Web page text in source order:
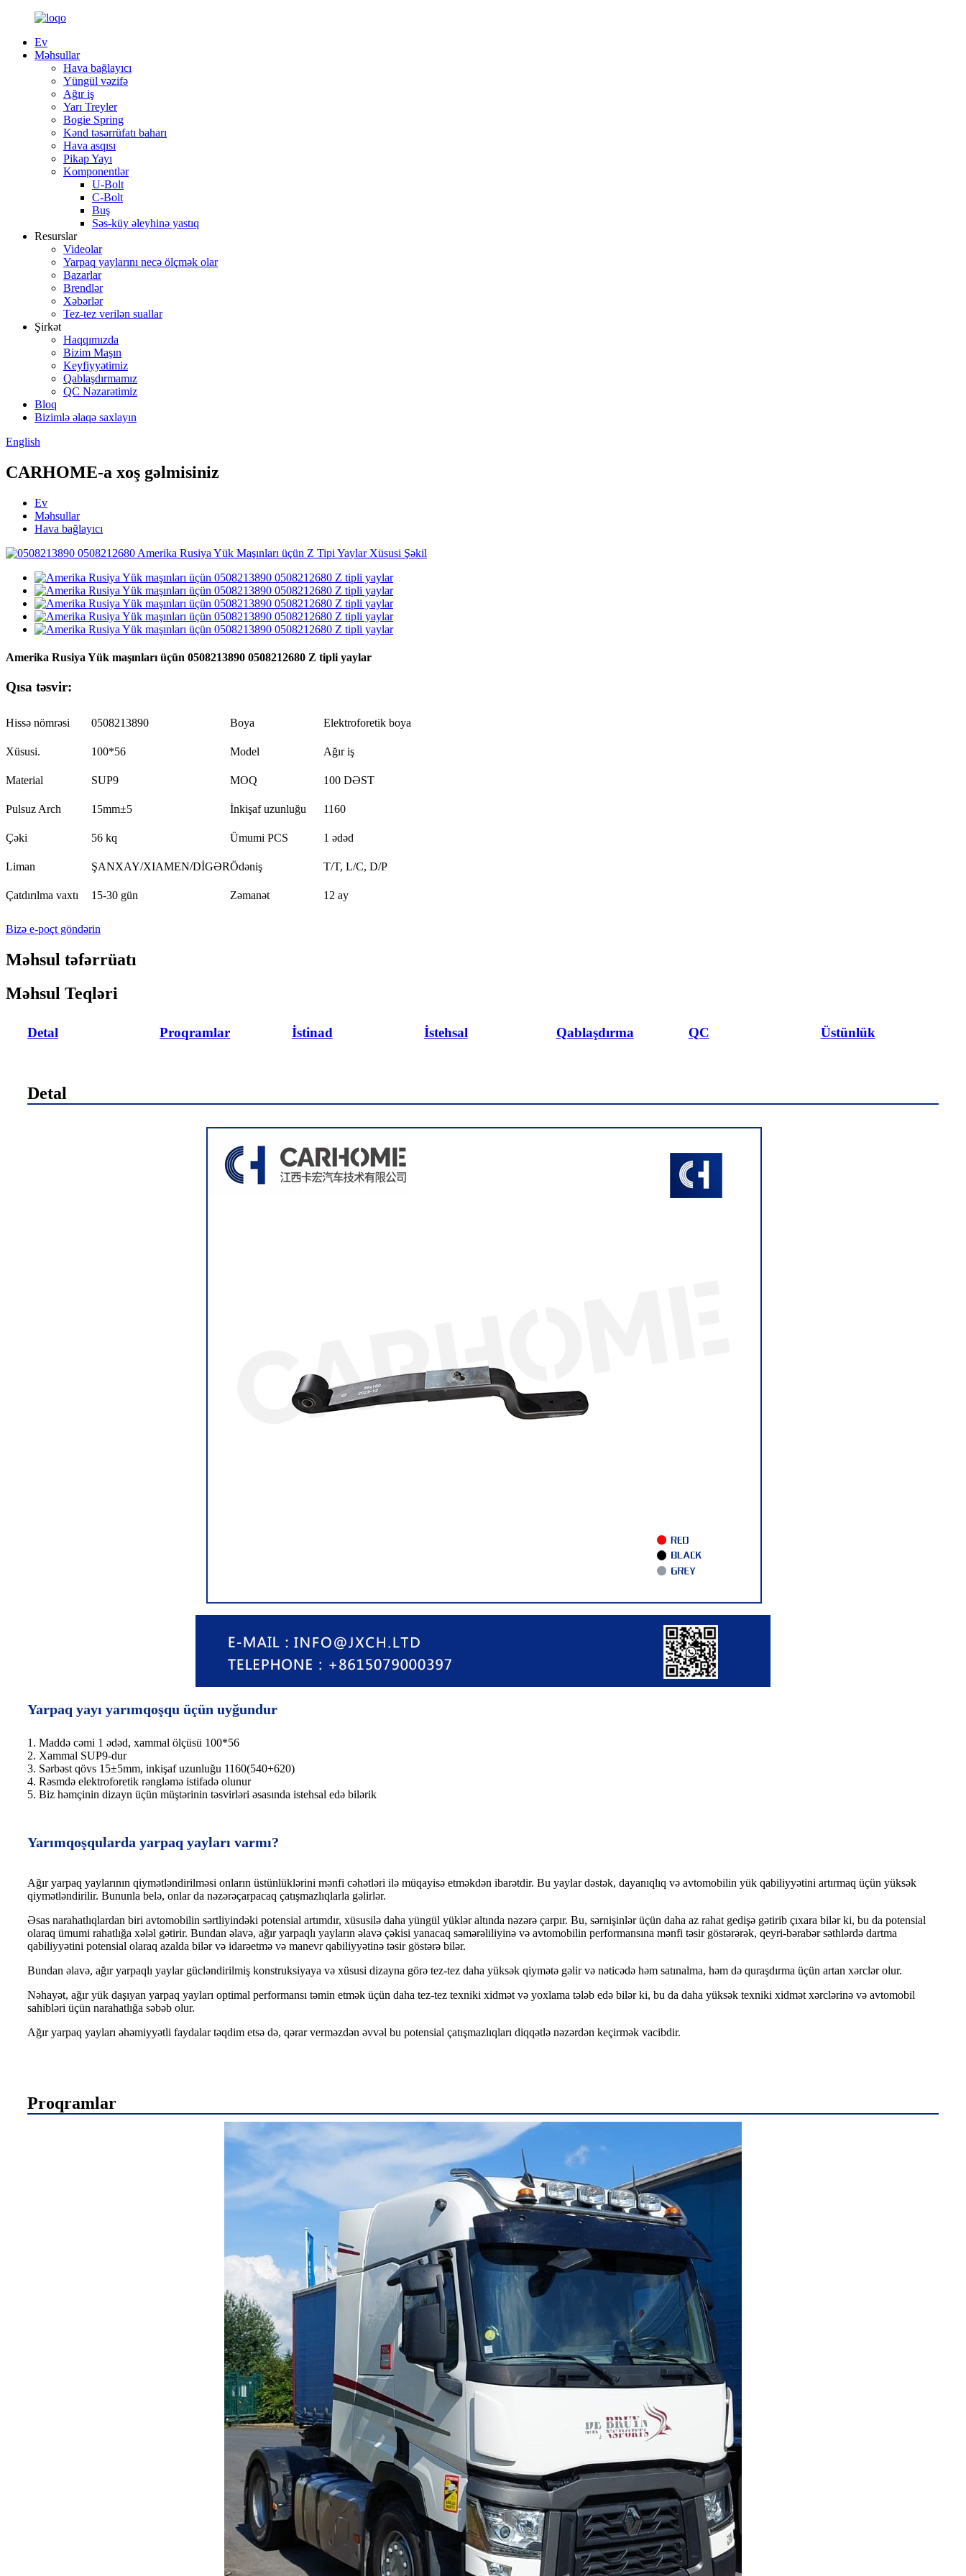
Ev
Məhsullar
Hava bağlayıcı
Yüngül vəzifə
Ağır iş
Yarı Treyler
Bogie Spring
Kənd təsərrüfatı baharı
Hava asqısı
Pikap Yayı
Komponentlər
U-Bolt
C-Bolt
Buş
Səs-küy əleyhinə yastıq
Resurslar
Videolar
Yarpaq yaylarını necə ölçmək olar
Bazarlar
Brendlər
Xəbərlər
Tez-tez verilən suallar
Şirkət
Haqqımızda
Bizim Maşın
Keyfiyyətimiz
Qablaşdırmamız
QC Nəzarətimiz
Bloq
Bizimlə əlaqə saxlayın
English
CARHOME-a xoş gəlmisiniz
Ev
Məhsullar
Hava bağlayıcı
Amerika Rusiya Yük maşınları üçün 0508213890 0508212680 Z tipli yaylar
Qısa təsvir:
Hissə nömrəsi 0508213890 Boya Elektroforetik boya
Xüsusi. 100*56 Model Ağır iş
Material SUP9 MOQ 100 DƏST
Pulsuz Arch 15mm±5 İnkişaf uzunluğu 1160
Çəki 56 kq Ümumi PCS 1 ədəd
Liman ŞANXAY/XIAMEN/DİGƏRÖdəniş T/T, L/C, D/P
Çatdırılma vaxtı 15-30 gün Zəmanət 12 ay
Bizə e-poçt göndərin
Məhsul təfərrüatı
Məhsul Teqləri
Detal Proqramlar İstinad İstehsal Qablaşdırma QC Üstünlük
Detal
Yarpaq yayı yarımqoşqu üçün uyğundur
1. Maddə cəmi 1 ədəd, xammal ölçüsü 100*56
2. Xammal SUP9-dur
3. Sərbəst qövs 15±5mm, inkişaf uzunluğu 1160(540+620)
4. Rəsmdə elektroforetik rəngləmə istifadə olunur
5. Biz həmçinin dizayn üçün müştərinin təsvirləri əsasında istehsal edə bilərik
Yarımqoşqularda yarpaq yayları varmı?
Ağır yarpaq yaylarının qiymətləndirilməsi onların üstünlüklərini mənfi cəhətləri ilə müqayisə etməkdən ibarətdir. Bu yaylar dəstək, dayanıqlıq və avtomobilin yük qabiliyyətini artırmaq üçün yüksək
qiymətləndirilir. Bununla belə, onlar da nəzərəçarpacaq çatışmazlıqlarla gəlirlər.
Əsas narahatlıqlardan biri avtomobilin sərtliyindəki potensial artımdır, xüsusilə daha yüngül yüklər altında nəzərə çarpır. Bu, sərnişinlər üçün daha az rahat gedişə gətirib çıxara bilər ki, bu da potensial
olaraq ümumi rahatlığa xələl gətirir. Bundan əlavə, ağır yarpaqlı yayların əlavə çəkisi yanacaq səmərəliliyinə və avtomobilin performansına mənfi təsir göstərərək, qeyri-bərabər səthlərdə dartma
qabiliyyətini potensial olaraq azalda bilər və idarəetmə və manevr qabiliyyətinə təsir göstərə bilər.
Bundan əlavə, ağır yarpaqlı yaylar gücləndirilmiş konstruksiyaya və xüsusi dizayna görə tez-tez daha yüksək qiymətə gəlir və nəticədə həm satınalma, həm də quraşdırma üçün artan xərclər olur.
Nəhayət, ağır yük daşıyan yarpaq yayları optimal performansı təmin etmək üçün daha tez-tez texniki xidmət və yoxlama tələb edə bilər ki, bu da daha yüksək texniki xidmət xərclərinə və avtomobil
sahibləri üçün narahatlığa səbəb olur.
Ağır yarpaq yayları əhəmiyyətli faydalar təqdim etsə də, qərar verməzdən əvvəl bu potensial çatışmazlıqları diqqətlə nəzərdən keçirmək vacibdir.
Proqramlar